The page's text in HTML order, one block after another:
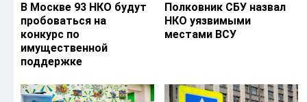
В Москве 93 НКО будут
пробоваться на
конкурс по
имущественной
поддержке
Полковник СБУ назвал
НКО уязвимыми
местами ВСУ